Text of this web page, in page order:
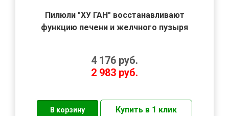
Пилюли "ХУ ГАН" восстанавливают
функцию печени и желчного пузыря
4 176 руб.
2 983 руб.